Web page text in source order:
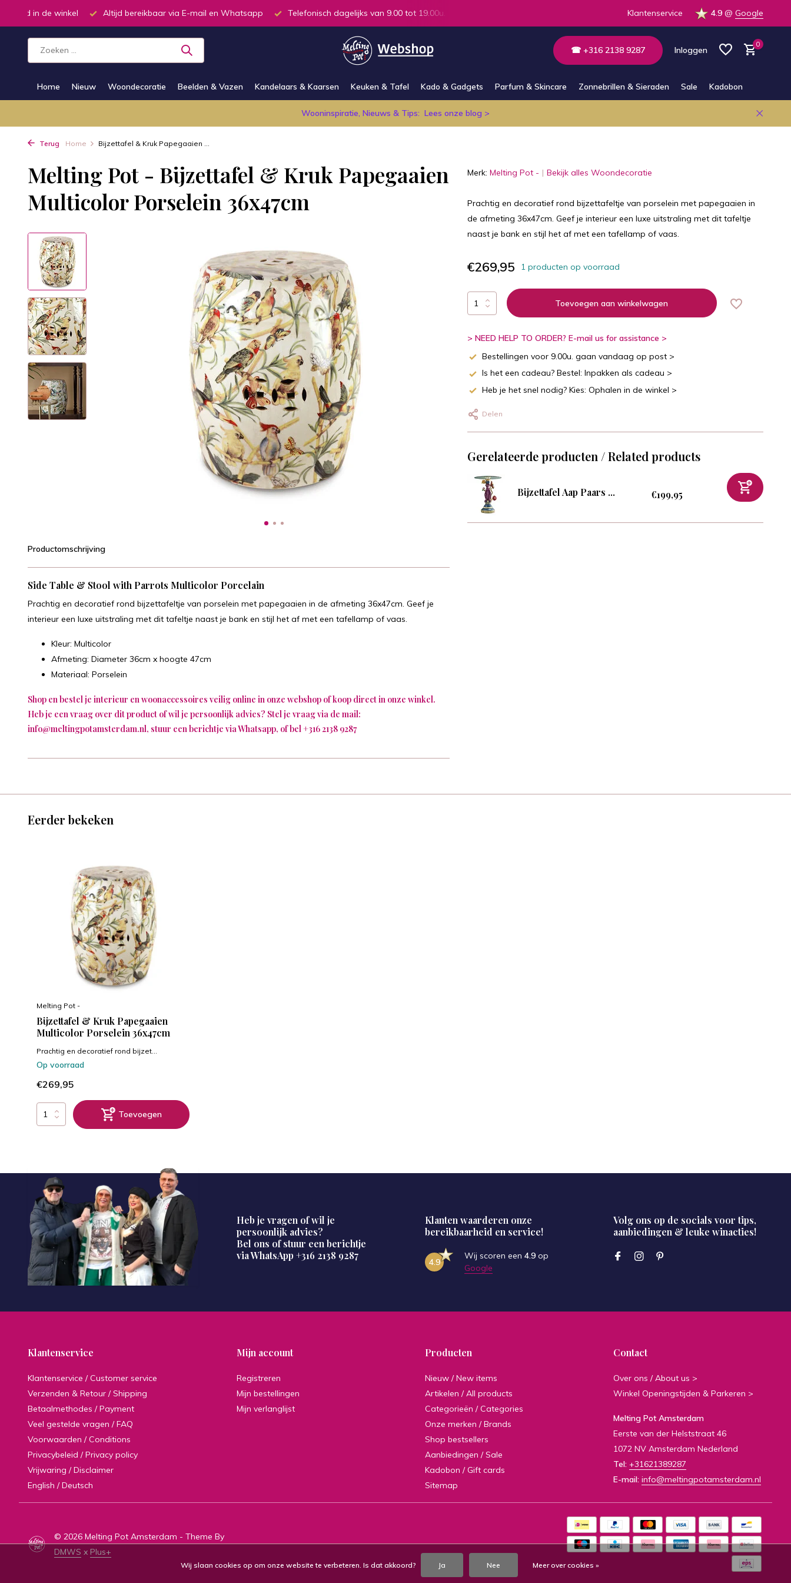
in de winkel Altijd bereikbaar via E-mail en Whatsapp Telefonisch dagelijks van 9.00 tot 19.00u. Klantenservice 4.9 @ Google
☎ +316 2138 9287 Inloggen
0
Home Nieuw Woondecoratie Beelden & Vazen Kandelaars & Kaarsen Keuken & Tafel Kado & Gadgets Parfum & Skincare Zonnebrillen & Sieraden Sale Kadobon
Wooninspiratie, Nieuws & Tips: Lees onze blog >
Terug Home Bijzettafel & Kruk Papegaaien ...
Melting Pot - Bijzettafel & Kruk Papegaaien
Multicolor Porselein 36x47cm
Productomschrijving
Side Table & Stool with Parrots Multicolor Porcelain
Prachtig en decoratief rond bijzettafeltje van porselein met papegaaien in de afmeting 36x47cm. Geef je
interieur een luxe uitstraling met dit tafeltje naast je bank en stijl het af met een tafellamp of vaas.
Kleur: Multicolor
Afmeting: Diameter 36cm x hoogte 47cm
Materiaal: Porselein
Shop en bestel je interieur en woonaccessoires veilig online in onze webshop of koop direct in onze winkel.
Heb je een vraag over dit product of wil je persoonlijk advies? Stel je vraag via de mail:
info@meltingpotamsterdam.nl, stuur een berichtje via Whatsapp, of bel +316 2138 9287
Merk: Melting Pot - Bekijk alles Woondecoratie
Prachtig en decoratief rond bijzettafeltje van porselein met papegaaien in
de afmeting 36x47cm. Geef je interieur een luxe uitstraling met dit tafeltje
naast je bank en stijl het af met een tafellamp of vaas.
€269,95 1 producten op voorraad
Toevoegen aan winkelwagen
> NEED HELP TO ORDER? E-mail us for assistance >
Bestellingen voor 9.00u. gaan vandaag op post >
Is het een cadeau? Bestel: Inpakken als cadeau >
Heb je het snel nodig? Kies: Ophalen in de winkel >
Delen
Gerelateerde producten / Related products
Bijzettafel Aap Paars ... €199,95
Eerder bekeken
Melting Pot -
Bijzettafel & Kruk Papegaaien
Multicolor Porselein 36x47cm
Prachtig en decoratief rond bijzet...
Op voorraad
€269,95
Toevoegen
Heb je vragen of wil je
persoonlijk advies?
Bel ons of stuur een berichtje
via WhatsApp +316 2138 9287
Klanten waarderen onze
bereikbaarheid en service!
4.9
Wij scoren een 4.9 op
Google
Volg ons op de socials voor tips,
aanbiedingen & leuke winacties!
Klantenservice
Klantenservice / Customer service
Verzenden & Retour / Shipping
Betaalmethodes / Payment
Veel gestelde vragen / FAQ
Voorwaarden / Conditions
Privacybeleid / Privacy policy
Vrijwaring / Disclaimer
English / Deutsch
Mijn account
Registreren
Mijn bestellingen
Mijn verlanglijst
Producten
Nieuw / New items
Artikelen / All products
Categorieën / Categories
Onze merken / Brands
Shop bestsellers
Aanbiedingen / Sale
Kadobon / Gift cards
Sitemap
Contact
Over ons / About us >
Winkel Openingstijden & Parkeren >
Melting Pot Amsterdam
Eerste van der Helststraat 46
1072 NV Amsterdam Nederland
Tel: +31621389287
E-mail: info@meltingpotamsterdam.nl
© 2026 Melting Pot Amsterdam - Theme By
DMWS x Plus+
Wij slaan cookies op om onze website te verbeteren. Is dat akkoord? Ja Nee Meer over cookies »